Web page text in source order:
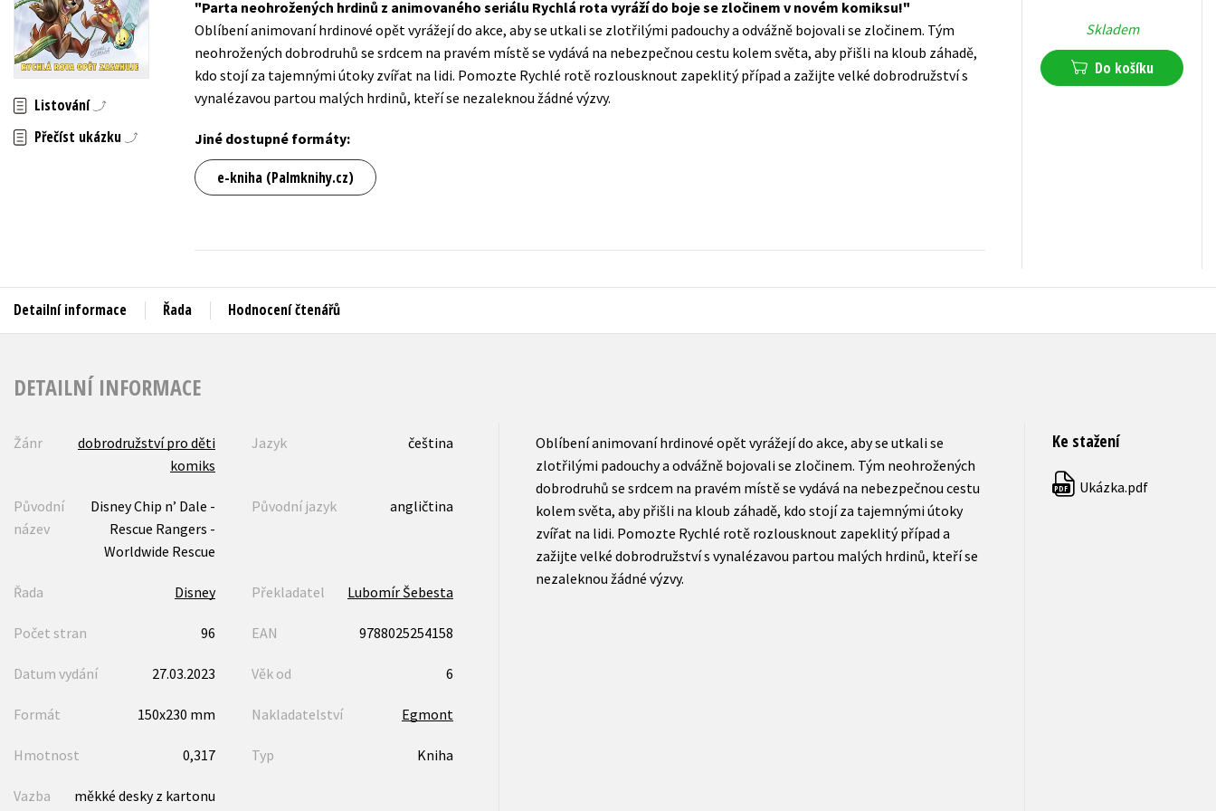
Auto - moto
Beletrie pro děti
Beletrie pro dospělé
Byznys a ekonomie
Jazyky
Kalendáře
Kariéra a osobní rozvoj
Komiks
Populárně - naučná pro dospělé
Populárně - naučné pro děti
Předškoláci
Young adult (SK)
Zahraniční literatura
Listování
Přečíst ukázku
Parta neohrožených hrdinů z animovaného seriálu Rychlá rota vyráží do boje se zločinem v novém komiksu!
Oblíbení animovaní hrdinové opět vyrážejí do akce, aby se utkali se zlotřilými padouchy a odvážně bojovali se zločinem. Tým
neohrožených dobrodruhů se srdcem na pravém místě se vydává na nebezpečnou cestu kolem světa, aby přišli na kloub záhadě,
kdo stojí za tajemnými útoky zvířat na lidi. Pomozte Rychlé rotě rozlousknout zapeklitý případ a zažijte velké dobrodružství s
vynalézavou partou malých hrdinů, kteří se nezaleknou žádné výzvy.
Jiné dostupné formáty:
e-kniha (Palmknihy.cz)
Skladem
Do košíku
Detailní informace Řada Hodnocení čtenářů
DETAILNÍ INFORMACE
Žánr
dobrodružství pro děti
komiks
Jazyk čeština
Původní
název
Disney Chip n’ Dale -
Rescue Rangers -
Worldwide Rescue
Původní jazyk angličtina
Řada Disney Překladatel Lubomír Šebesta
Počet stran 96 EAN 9788025254158
Datum vydání 27.03.2023 Věk od 6
Formát 150x230 mm Nakladatelství Egmont
Hmotnost 0,317 Typ Kniha
Vazba měkké desky z kartonu
Oblíbení animovaní hrdinové opět vyrážejí do akce, aby se utkali se
zlotřilými padouchy a odvážně bojovali se zločinem. Tým neohrožených
dobrodruhů se srdcem na pravém místě se vydává na nebezpečnou cestu
kolem světa, aby přišli na kloub záhadě, kdo stojí za tajemnými útoky
zvířat na lidi. Pomozte Rychlé rotě rozlousknout zapeklitý případ a
zažijte velké dobrodružství s vynalézavou partou malých hrdinů, kteří se
nezaleknou žádné výzvy.
Ke stažení
PDF Ukázka.pdf